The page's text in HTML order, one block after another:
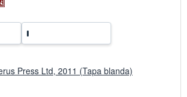
n
o
Press Ltd, 2011 (Tapa blanda)